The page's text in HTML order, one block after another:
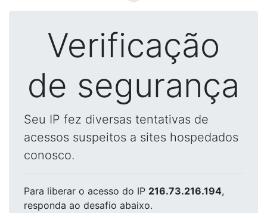
Verificação
de segurança
Seu IP fez diversas tentativas de
acessos suspeitos a sites hospedados
conosco.
Para liberar o acesso do IP 216.73.216.194,
responda ao desafio abaixo.